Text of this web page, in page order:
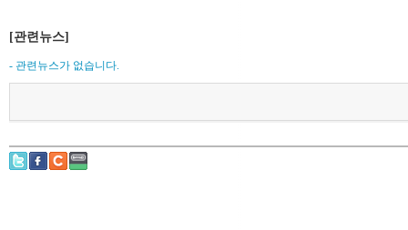
[관련뉴스]
- 관련뉴스가 없습니다.